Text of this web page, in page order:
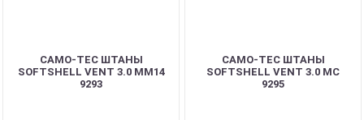
CAMO-TEC ШТАНЫ
SOFTSHELL VENT 3.0 ММ14
9293
CAMO-TEC ШТАНЫ
SOFTSHELL VENT 3.0 MC
9295